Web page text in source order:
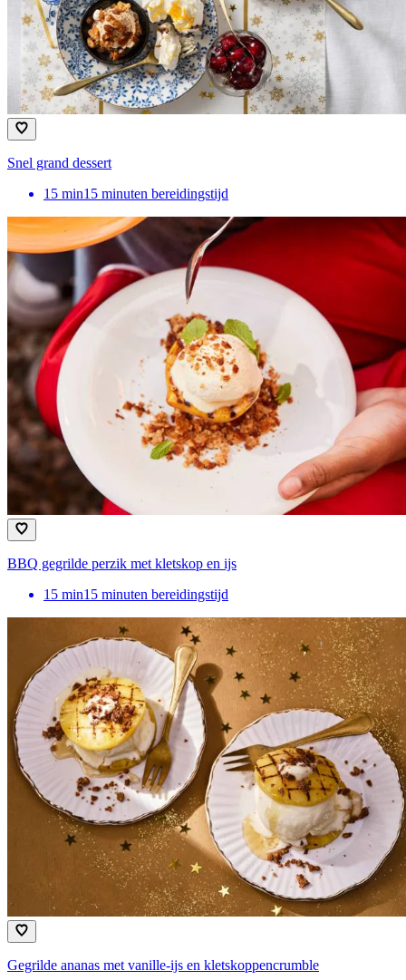
Snel grand dessert
15 min15 minuten bereidingstijd
BBQ gegrilde perzik met kletskop en ijs
15 min15 minuten bereidingstijd
Gegrilde ananas met vanille-ijs en kletskoppencrumble